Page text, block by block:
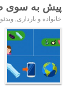
پیش به سوی
خانواده و بارداری